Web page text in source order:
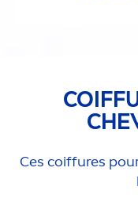
Ces coiffures